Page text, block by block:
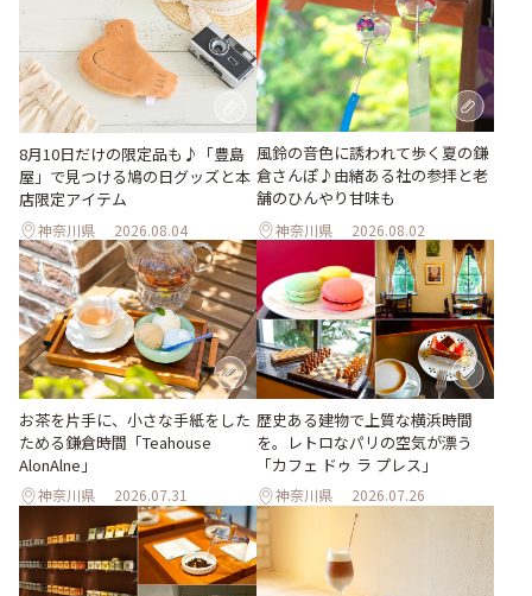
8月10日だけの限定品も♪「豊島
屋」で見つける鳩の日グッズと本
店限定アイテム
神奈川県 2026.08.04
風鈴の音色に誘われて歩く夏の鎌
倉さんぽ♪由緒ある社の参拝と老
舗のひんやり甘味も
神奈川県 2026.08.02
お茶を片手に、小さな手紙をした
ためる鎌倉時間「Teahouse
AlonAlne」
神奈川県 2026.07.31
歴史ある建物で上質な横浜時間
を。レトロなパリの空気が漂う
「カフェ ドゥ ラ プレス」
神奈川県 2026.07.26